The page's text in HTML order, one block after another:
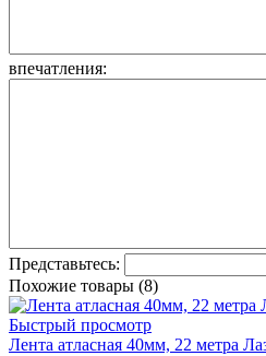
впечатления:
Представьтесь:
Похожие товары (8)
Быстрый просмотр
Лента атласная 40мм, 22 метра